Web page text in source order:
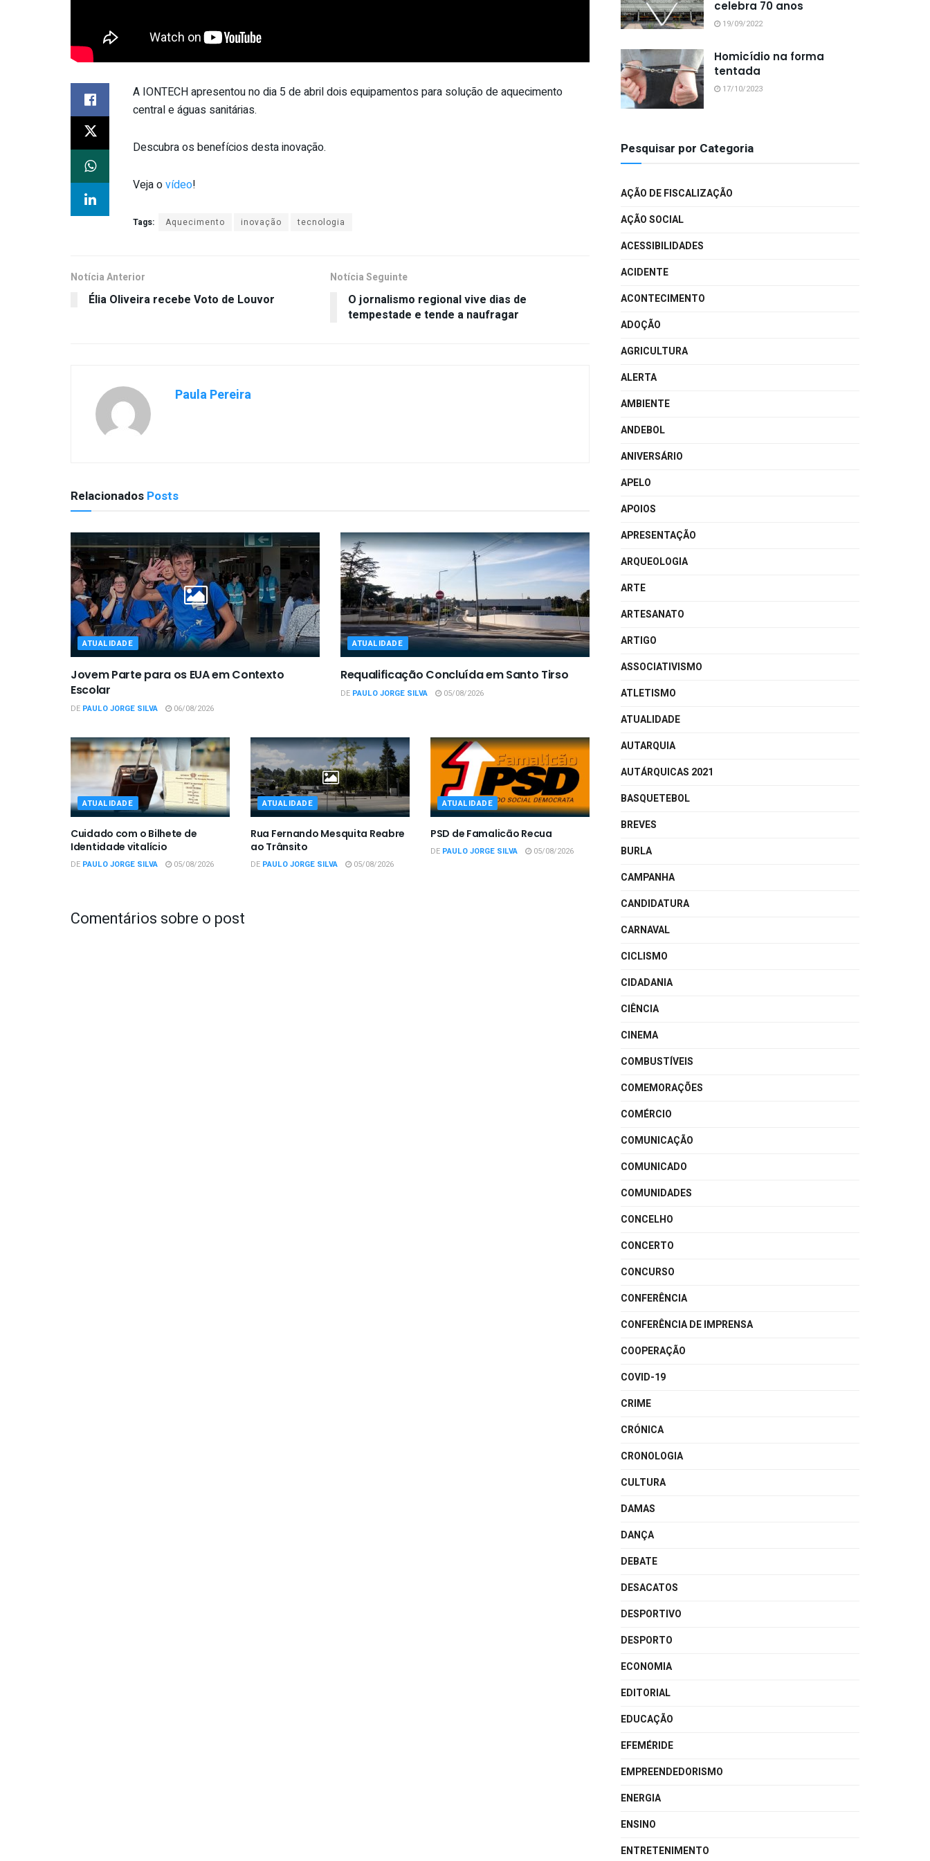
A IONTECH apresentou no dia 5 de abril dois equipamentos para solução de aquecimento
central e águas sanitárias.
Descubra os benefícios desta inovação.
Veja ovídeo!
Tags: Aquecimento inovação tecnologia
Notícia Anterior
Élia Oliveira recebe Voto de Louvor
Notícia Seguinte
O jornalismo regional vive dias de
tempestade e tende a naufragar
Paula Pereira
Relacionados Posts
ATUALIDADE
Jovem Parte para os EUA em Contexto
Escolar
DE PAULO JORGE SILVA 06/08/2026
ATUALIDADE
Requalificação Concluída em Santo Tirso
DE PAULO JORGE SILVA 05/08/2026
ATUALIDADE
Cuidado com o Bilhete de
Identidade vitalício
DE PAULO JORGE SILVA 05/08/2026
ATUALIDADE
Rua Fernando Mesquita Reabre
ao Trânsito
DE PAULO JORGE SILVA 05/08/2026
ATUALIDADE
PSD de Famalicão Recua
DE PAULO JORGE SILVA 05/08/2026
Comentários sobre o post
celebra 70 anos
19/09/2022
Homicídio na forma
tentada
17/10/2023
Pesquisar por Categoria
AÇÃO DE FISCALIZAÇÃO
AÇÃO SOCIAL
ACESSIBILIDADES
ACIDENTE
ACONTECIMENTO
ADOÇÃO
AGRICULTURA
ALERTA
AMBIENTE
ANDEBOL
ANIVERSÁRIO
APELO
APOIOS
APRESENTAÇÃO
ARQUEOLOGIA
ARTE
ARTESANATO
ARTIGO
ASSOCIATIVISMO
ATLETISMO
ATUALIDADE
AUTARQUIA
AUTÁRQUICAS 2021
BASQUETEBOL
BREVES
BURLA
CAMPANHA
CANDIDATURA
CARNAVAL
CICLISMO
CIDADANIA
CIÊNCIA
CINEMA
COMBUSTÍVEIS
COMEMORAÇÕES
COMÉRCIO
COMUNICAÇÃO
COMUNICADO
COMUNIDADES
CONCELHO
CONCERTO
CONCURSO
CONFERÊNCIA
CONFERÊNCIA DE IMPRENSA
COOPERAÇÃO
COVID-19
CRIME
CRÓNICA
CRONOLOGIA
CULTURA
DAMAS
DANÇA
DEBATE
DESACATOS
DESPORTIVO
DESPORTO
ECONOMIA
EDITORIAL
EDUCAÇÃO
EFEMÉRIDE
EMPREENDEDORISMO
ENERGIA
ENSINO
ENTRETENIMENTO